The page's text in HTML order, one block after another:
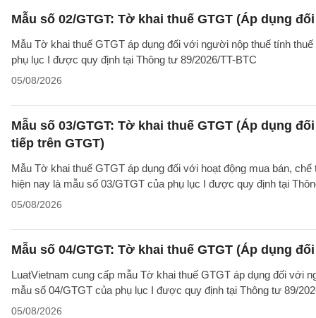
Mẫu số 02/GTGT: Tờ khai thuế GTGT (Áp dụng
Mẫu Tờ khai thuế GTGT áp dụng đối với người nộp thuế tính
phụ lục I được quy định tại Thông tư 89/2026/TT-BTC
05/08/2026
Mẫu số 03/GTGT: Tờ khai thuế GTGT (Áp dụng
tiếp trên GTGT)
Mẫu Tờ khai thuế GTGT áp dụng đối với hoạt động mua bán,
hiện nay là mẫu số 03/GTGT của phụ lục I được quy định tại
05/08/2026
Mẫu số 04/GTGT: Tờ khai thuế GTGT (Áp dụng
LuatVietnam cung cấp mẫu Tờ khai thuế GTGT áp dụng đối với
mẫu số 04/GTGT của phụ lục I được quy định tại Thông tư 89/
05/08/2026